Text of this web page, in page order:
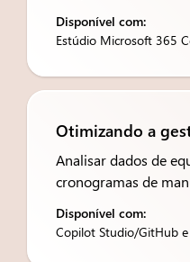
Disponível com:
Estúdio Microsoft 365
Otimizando a
Analisar dados de
cronogramas de
Disponível com:
Copilot Studio/GitHub